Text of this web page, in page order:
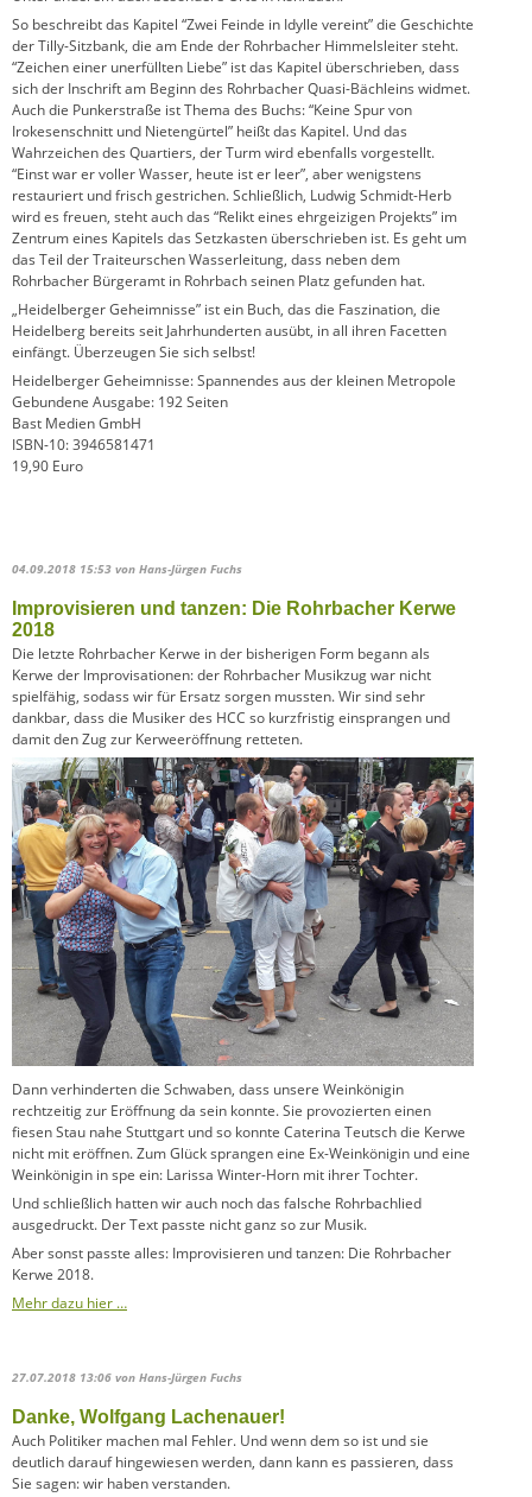
So beschreibt das Kapitel “Zwei Feinde in Idylle vereint” die Geschichte
der Tilly-Sitzbank, die am Ende der Rohrbacher Himmelsleiter steht.
“Zeichen einer unerfüllten Liebe” ist das Kapitel überschrieben, dass
sich der Inschrift am Beginn des Rohrbacher Quasi-Bächleins widmet.
Auch die Punkerstraße ist Thema des Buchs: “Keine Spur von
Irokesenschnitt und Nietengürtel” heißt das Kapitel. Und das
Wahrzeichen des Quartiers, der Turm wird ebenfalls vorgestellt.
“Einst war er voller Wasser, heute ist er leer”, aber wenigstens
restauriert und frisch gestrichen. Schließlich, Ludwig Schmidt-Herb
wird es freuen, steht auch das “Relikt eines ehrgeizigen Projekts” im
Zentrum eines Kapitels das Setzkasten überschrieben ist. Es geht um
das Teil der Traiteurschen Wasserleitung, dass neben dem
Rohrbacher Bürgeramt in Rohrbach seinen Platz gefunden hat.
„Heidelberger Geheimnisse” ist ein Buch, das die Faszination, die
Heidelberg bereits seit Jahrhunderten ausübt, in all ihren Facetten
einfängt. Überzeugen Sie sich selbst!
Heidelberger Geheimnisse: Spannendes aus der kleinen Metropole
Gebundene Ausgabe: 192 Seiten
Bast Medien GmbH
ISBN-10: 3946581471
19,90 Euro
04.09.2018 15:53 von Hans-Jürgen Fuchs
Improvisieren und tanzen: Die Rohrbacher Kerwe
2018
Die letzte Rohrbacher Kerwe in der bisherigen Form begann als
Kerwe der Improvisationen: der Rohrbacher Musikzug war nicht
spielfähig, sodass wir für Ersatz sorgen mussten. Wir sind sehr
dankbar, dass die Musiker des HCC so kurzfristig einsprangen und
damit den Zug zur Kerweeröffnung retteten.
Dann verhinderten die Schwaben, dass unsere Weinkönigin
rechtzeitig zur Eröffnung da sein konnte. Sie provozierten einen
fiesen Stau nahe Stuttgart und so konnte Caterina Teutsch die Kerwe
nicht mit eröffnen. Zum Glück sprangen eine Ex-Weinkönigin und eine
Weinkönigin in spe ein: Larissa Winter-Horn mit ihrer Tochter.
Und schließlich hatten wir auch noch das falsche Rohrbachlied
ausgedruckt. Der Text passte nicht ganz so zur Musik.
Aber sonst passte alles: Improvisieren und tanzen: Die Rohrbacher
Kerwe 2018.
Mehr dazu hier …
27.07.2018 13:06 von Hans-Jürgen Fuchs
Danke, Wolfgang Lachenauer!
Auch Politiker machen mal Fehler. Und wenn dem so ist und sie
deutlich darauf hingewiesen werden, dann kann es passieren, dass
Sie sagen: wir haben verstanden.